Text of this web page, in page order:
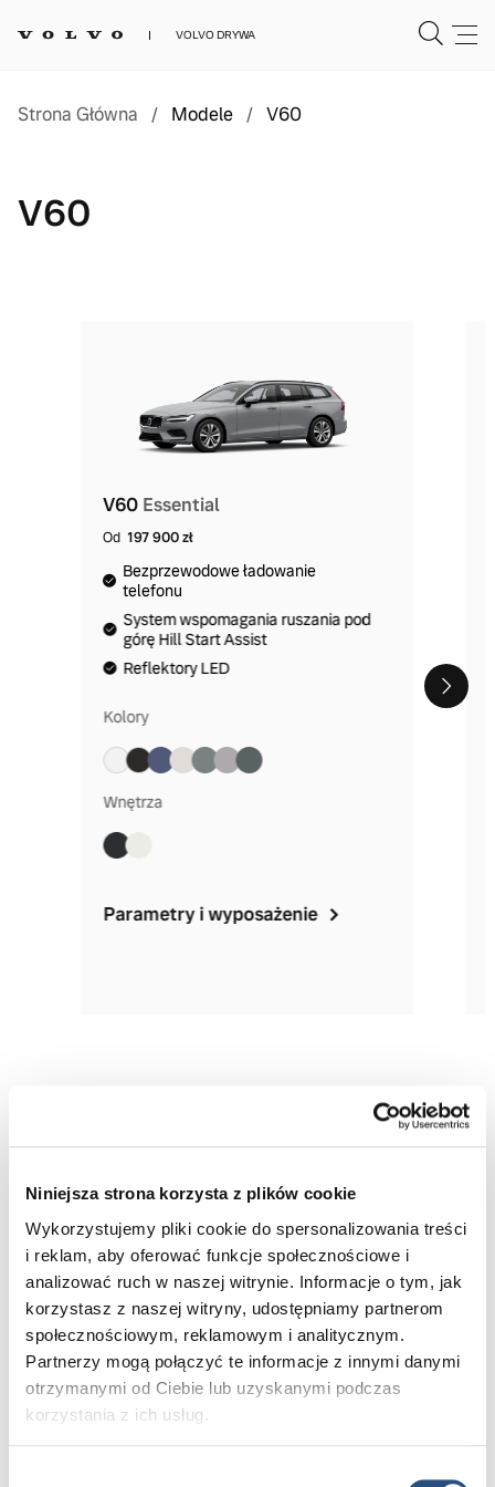
Niniejsza strona korzysta z plików cookie
Wykorzystujemy pliki cookie do spersonalizowania treści
i reklam, aby oferować funkcje społecznościowe i
analizować ruch w naszej witrynie. Informacje o tym, jak
korzystasz z naszej witryny, udostępniamy partnerom
społecznościowym, reklamowym i analitycznym.
Partnerzy mogą połączyć te informacje z innymi danymi
otrzymanymi od Ciebie lub uzyskanymi podczas
korzystania z ich usług.
VOLVO DRYWA
Strona Główna / Modele / V60
V60
V60 Essential
Od197 900 zł
Bezprzewodowe ładowanie
telefonu
System wspomagania ruszania pod
górę Hill Start Assist
Reflektory LED
Kolory
Wnętrza
Parametry i wyposażenie
Poznaj Volvo bliżej – umów się na jazdę testową
i poczuj różnicę. A jeśli już wiesz, czego szukasz,
odwiedź nasz konfigurator i stwórz Volvo idealne dla